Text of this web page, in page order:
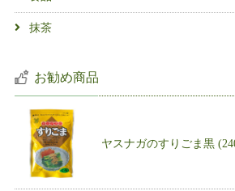
抹茶
お勧め商品
ヤスナガのすりごま黒